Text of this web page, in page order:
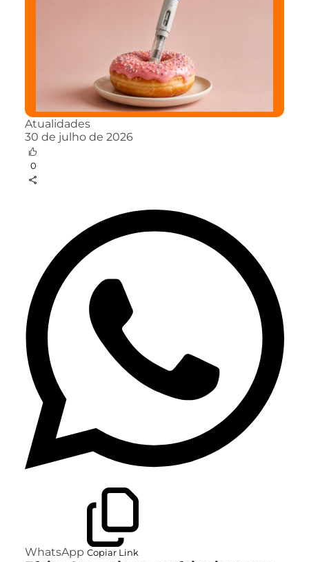
Atualidades
30 de julho de 2026
0
WhatsApp Copiar Link